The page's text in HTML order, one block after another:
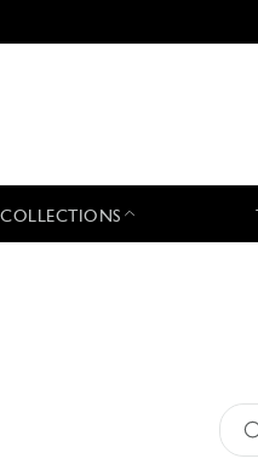
COLLECTIONS